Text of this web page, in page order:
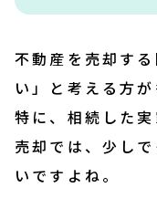
受付時間
不動産を売却す
い」と考える方が
特に、相続した
売却では、少し
いですよね。